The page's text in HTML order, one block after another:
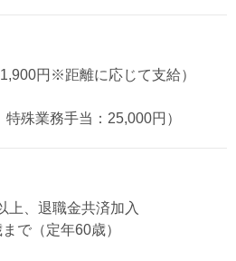
円※距離に応じて支給）
殊業務手当：25,000円）
上、退職金共済加入
で（定年60歳）